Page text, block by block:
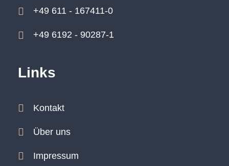
+49 611 - 167411-0
+49 6192 - 90287-1
Links
Kontakt
Über uns
Impressum